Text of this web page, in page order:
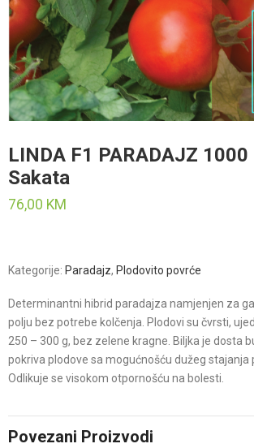
LINDA F1 PARADAJZ
Sakata
76,00 KM
Kategorije: Paradajz, Plodovito povrće
Determinantni hibrid paradajza namjenjen za
polju bez potrebe kolčenja. Plodovi su čvrsti,
250 – 300 g, bez zelene kragne. Biljka je dosta
pokriva plodove sa mogućnošću dužeg stajanja
Odlikuje se visokom otpornošću na bolesti.
Povezani Proizvodi